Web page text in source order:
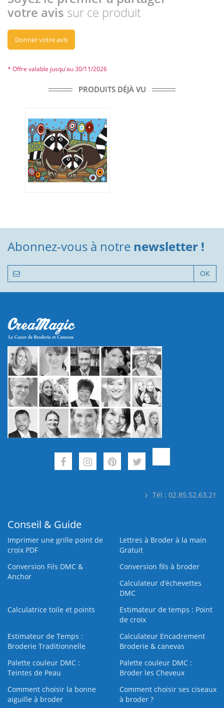
votre avis sur ce produit
Donner votre avis
* Offre valable jusqu'au 30/11/2026
PRODUITS DÉJÀ VU
Abonnez-vous à notre newsletter !
OK
Tél : 02.85.52.63.21
Conseil & Guide
Imprimer une grille point de
croix PDF
Lettres à Broder à la main
Gratuit
Conversion Fils DMC &
Anchor
Conversion fils à broder
Calculateur d’échevettes
DMC
Calculatrice toile et points
Estimateur de temps : Point
de croix
Estimateur de Temps :
Broderie Traditionnelle
Calculateur Encadrement
Broderie & canevas
Palette couleur DMC :
Teintes de Peau
Palette couleur DMC :
Broder les Cheveux
Comment choisir la bonne
aiguille à broder
Comment choisir ses ciseaux
à broder ?